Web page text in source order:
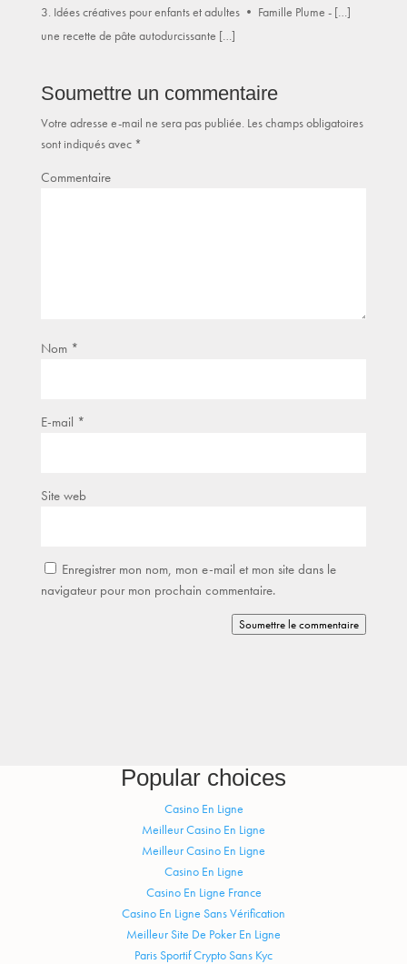
Idées créatives pour enfants et adultes • Famille Plume - […]
une recette de pâte autodurcissante […]
Soumettre un commentaire
Votre adresse e-mail ne sera pas publiée. Les champs obligatoires
sont indiqués avec *
Commentaire
Nom *
E-mail *
Site web
Enregistrer mon nom, mon e-mail et mon site dans le
navigateur pour mon prochain commentaire.
Soumettre le commentaire
Popular choices
Casino En Ligne
Meilleur Casino En Ligne
Meilleur Casino En Ligne
Casino En Ligne
Casino En Ligne France
Casino En Ligne Sans Vérification
Meilleur Site De Poker En Ligne
Paris Sportif Crypto Sans Kyc